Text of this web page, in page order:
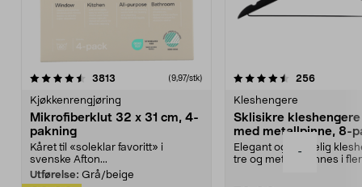
-
3813 anmeldelser(9,97/stk)
Kjøkkenrengjøring
Mikrofiberklut 32 x 31 cm, 4-
pakning
Kåret til «soleklar favoritt» i
svenske Afton...
Utførelse: Grå/beige
4.5av 5 stjerner 256
Kleshengere
Sklisikre
med metallpinne, 8-
Elegant og skikkelig
tre og metall – finnes i
4.5av 5 stjerner